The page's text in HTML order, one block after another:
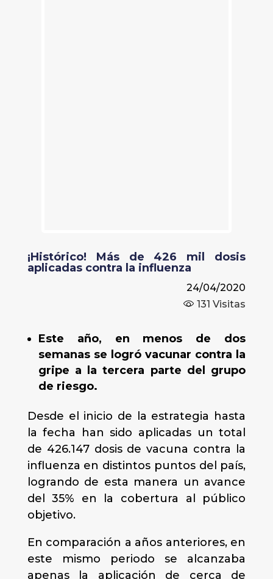
¡Histórico! Más de 426 mil dosis
aplicadas contra la influenza
24/04/2020
131 Visitas
Este año, en menos de dos
semanas se logró vacunar contra la
gripe a la tercera parte del grupo
de riesgo.
Desde el inicio de la estrategia hasta
la fecha han sido aplicadas un total
de 426.147 dosis de vacuna contra la
influenza en distintos puntos del país,
logrando de esta manera un avance
del 35% en la cobertura al público
objetivo.
En comparación a años anteriores, en
este mismo periodo se alcanzaba
apenas la aplicación de cerca de